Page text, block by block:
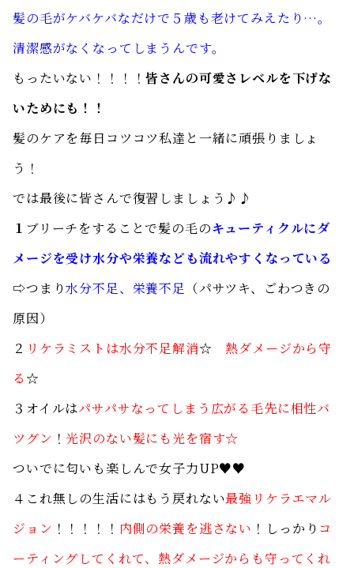
髪の毛がケバケバなだけで５歳も老けてみえたり…。
清潔感がなくなってしまうんです。
もったいない！！！！皆さんの可愛さレベルを下げな
いためにも！！
髪のケアを毎日コツコツ私達と一緒に頑張りましょ
う！
では最後に皆さんで復習しましょう♪♪
１ ブリーチをすることで髪の毛のキューティクルにダ
メージを受け水分や栄養なども流れやすくなっている
⇨つまり水分不足、栄養不足 （パサツキ、ごわつきの
原因）
２ リケラミストは水分不足解消☆ 熱ダメージから守
る ☆
３オイルはパサパサなってしまう広がる毛先に相性バ
ツグン ！ 光沢のない髪にも光を宿す☆
ついでに匂いも楽しんで女子力UP♥♥
４これ無しの生活にはもう戻れない最強リケラエマル
ジョン ！！！！！ 内側の栄養を逃さない ！しっかり コ
ーティングしてくれて、熱ダメージからも守ってくれ